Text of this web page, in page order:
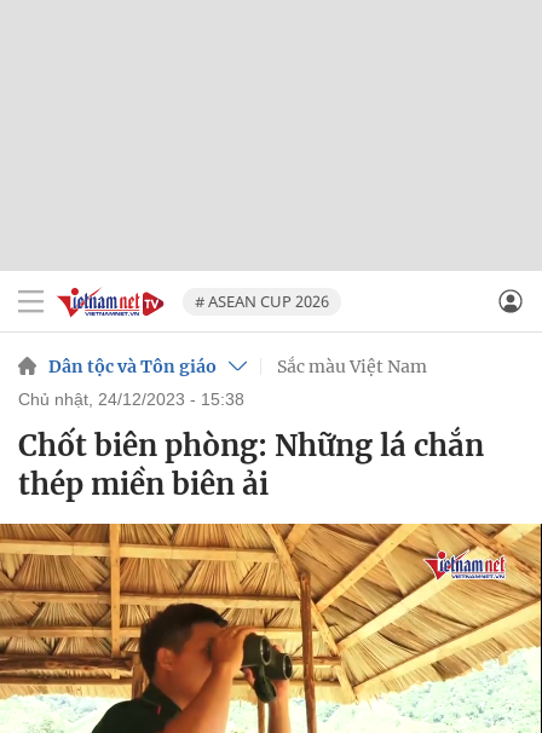
# ASEAN CUP 2026
Dân tộc và Tôn giáo Sắc màu Việt Nam
chủ nhật, 24/12/2023 - 15:38
Chốt biên phòng: Những lá chắn
thép miền biên ải